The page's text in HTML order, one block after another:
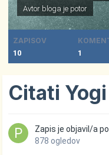
Avtor bloga je potor
ZAPISOV
10
1
Citati
Zapis je objavil/a
878 ogledov